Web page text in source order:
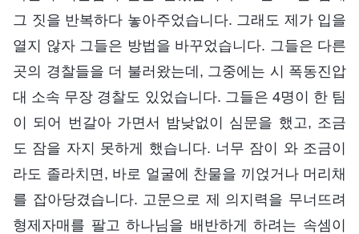
그 짓을 반복하다 놓아주었습니다. 그래도 제가 입을
열지 않자 그들은 방법을 바꾸었습니다. 그들은 다른
곳의 경찰들을 더 불러왔는데, 그중에는 시 폭동진압
대 소속 무장 경찰도 있었습니다. 그들은 4명이 한 팀
이 되어 번갈아 가면서 밤낮없이 심문을 했고, 조금
도 잠을 자지 못하게 했습니다. 너무 잠이 와 조금이
라도 졸라치면, 바로 얼굴에 찬물을 끼얹거나 머리채
를 잡아당겼습니다. 고문으로 제 의지력을 무너뜨려
형제자매를 팔고 하나님을 배반하게 하려는 속셈이